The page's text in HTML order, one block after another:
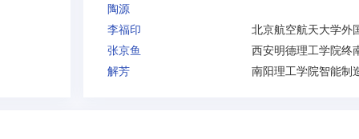
陶源
李福印
张京鱼
解芳